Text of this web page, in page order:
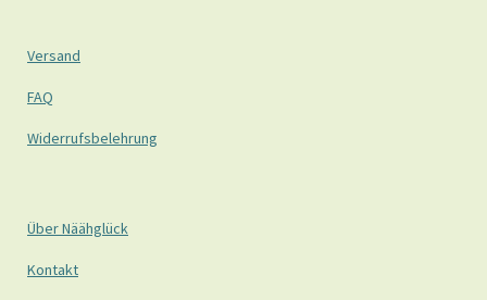
Versand
FAQ
Widerrufsbelehrung
Über Näähglück
Kontakt